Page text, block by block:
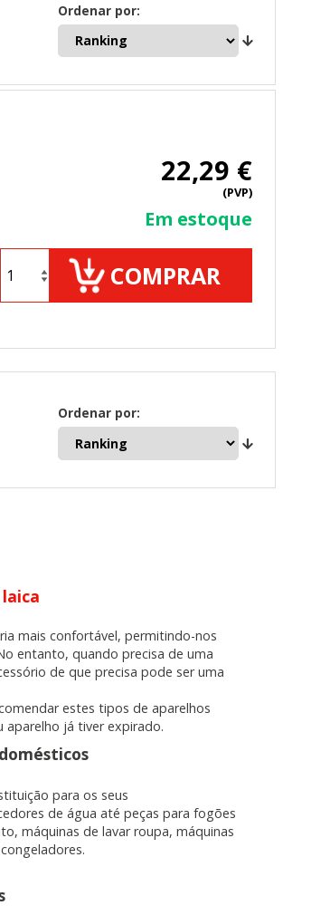
Ordenar por:
22,29 €
(PVP)
Em estoque
COMPRAR
Ordenar por:
mais confortável, permitindo-nos
entanto, quando precisa de uma
de que precisa pode ser uma
estes tipos de aparelhos
aparelho já tiver expirado.
para os seus
de água até peças para fogões
máquinas de lavar roupa, máquinas
configurar su
y mejorarlo. Nos
que recogen
por esas
información